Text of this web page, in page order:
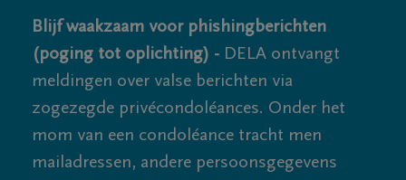
Blijf waakzaam voor phishingberichten
(poging tot oplichting) - DELA ontvangt
meldingen over valse berichten via
zogezegde privécondoléances. Onder het
mom van een condoléance tracht men
mailadressen, andere persoonsgegevens